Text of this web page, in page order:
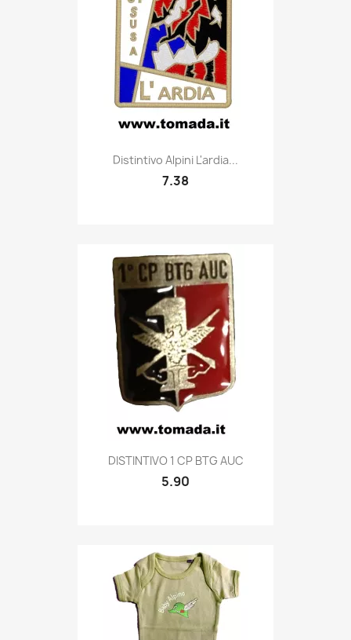
Quick view
Distintivo Alpini L'ardia...
7.38
Quick view
DISTINTIVO 1 CP BTG AUC
5.90